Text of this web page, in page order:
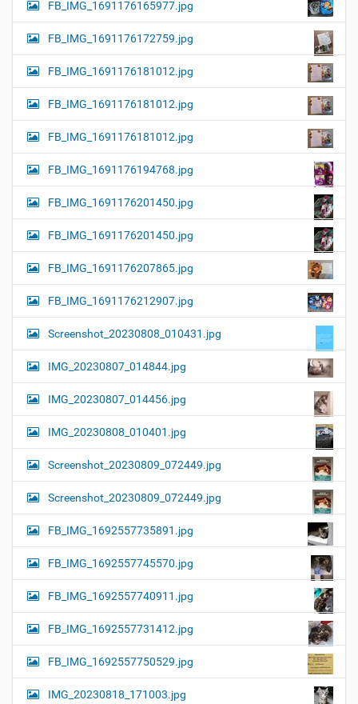
FB_IMG_1691176165977.jpg
FB_IMG_1691176172759.jpg
FB_IMG_1691176181012.jpg
FB_IMG_1691176181012.jpg
FB_IMG_1691176181012.jpg
FB_IMG_1691176194768.jpg
FB_IMG_1691176201450.jpg
FB_IMG_1691176201450.jpg
FB_IMG_1691176207865.jpg
FB_IMG_1691176212907.jpg
Screenshot_20230808_010431.jpg
IMG_20230807_014844.jpg
IMG_20230807_014456.jpg
IMG_20230808_010401.jpg
Screenshot_20230809_072449.jpg
Screenshot_20230809_072449.jpg
FB_IMG_1692557735891.jpg
FB_IMG_1692557745570.jpg
FB_IMG_1692557740911.jpg
FB_IMG_1692557731412.jpg
FB_IMG_1692557750529.jpg
IMG_20230818_171003.jpg